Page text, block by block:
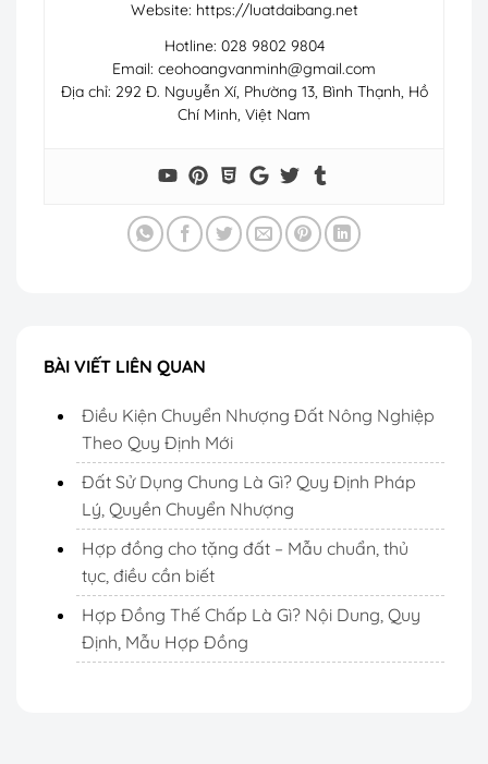
Website: https://luatdaibang.net
Hotline: 028 9802 9804
Email: ceohoangvanminh@gmail.com
Địa chỉ: 292 Đ. Nguyễn Xí, Phường 13, Bình Thạnh, Hồ
Chí Minh, Việt Nam
BÀI VIẾT LIÊN QUAN
Điều Kiện Chuyển Nhượng Đất Nông Nghiệp
Theo Quy Định Mới
Đất Sử Dụng Chung Là Gì? Quy Định Pháp
Lý, Quyền Chuyển Nhượng
Hợp đồng cho tặng đất – Mẫu chuẩn, thủ
tục, điều cần biết
Hợp Đồng Thế Chấp Là Gì? Nội Dung, Quy
Định, Mẫu Hợp Đồng